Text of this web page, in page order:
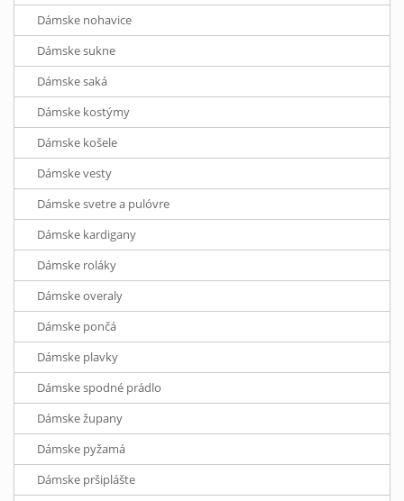
Dámske nohavice
Dámske sukne
Dámske saká
Dámske kostýmy
Dámske košele
Dámske vesty
Dámske svetre a pulóvre
Dámske kardigany
Dámske roláky
Dámske overaly
Dámske pončá
Dámske plavky
Dámske spodné prádlo
Dámske župany
Dámske pyžamá
Dámske pršiplášte